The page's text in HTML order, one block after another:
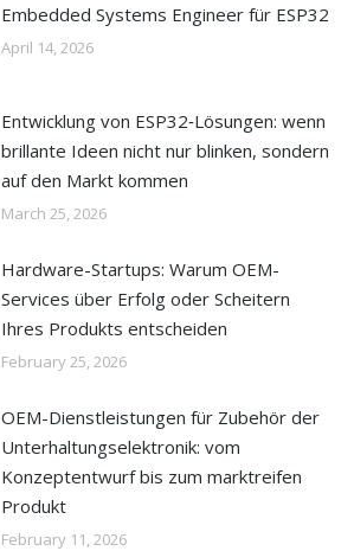
Embedded Systems Engineer für ESP32
April 14, 2026
Entwicklung von ESP32‑Lösungen: wenn
brillante Ideen nicht nur blinken, sondern
auf den Markt kommen
March 25, 2026
Hardware-Startups: Warum OEM-
Services über Erfolg oder Scheitern
Ihres Produkts entscheiden
February 25, 2026
OEM-Dienstleistungen für Zubehör der
Unterhaltungselektronik: vom
Konzeptentwurf bis zum marktreifen
Produkt
February 11, 2026